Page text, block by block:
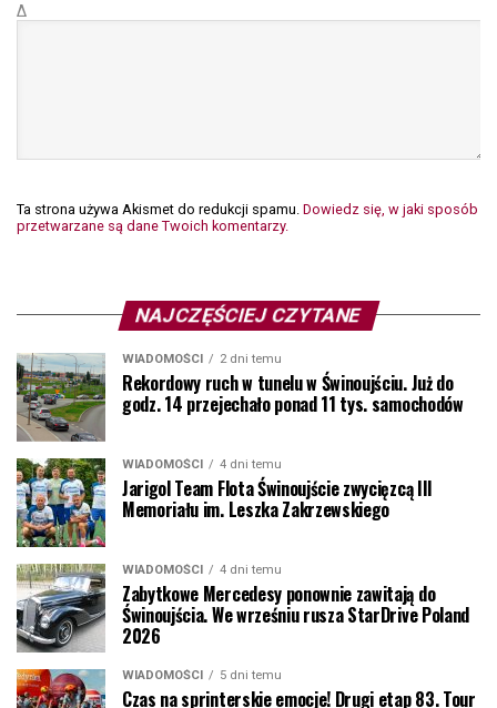
Δ
Ta strona używa Akismet do redukcji spamu. Dowiedz się, w jaki sposób
przetwarzane są dane Twoich komentarzy.
NAJCZĘŚCIEJ CZYTANE
WIADOMOŚCI 2 dni temu
Rekordowy ruch w tunelu w Świnoujściu. Już do
godz. 14 przejechało ponad 11 tys. samochodów
WIADOMOŚCI 4 dni temu
Jarigol Team Flota Świnoujście zwycięzcą III
Memoriału im. Leszka Zakrzewskiego
WIADOMOŚCI 4 dni temu
Zabytkowe Mercedesy ponownie zawitają do
Świnoujścia. We wrześniu rusza StarDrive Poland
2026
WIADOMOŚCI 5 dni temu
Czas na sprinterskie emocje! Drugi etap 83. Tour